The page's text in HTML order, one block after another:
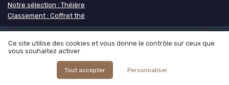
Notre sélection : Théière
Classement : Coffret thé
Mentions légales Politique de confidentialité
Grande
Enquête 2025 sur les cafés
Café ou Café
© Café ou Café 2026
Ce site utilise des cookies et vous donne le contrôle sur ceux que
vous souhaitez activer
Tout accepter Personnaliser